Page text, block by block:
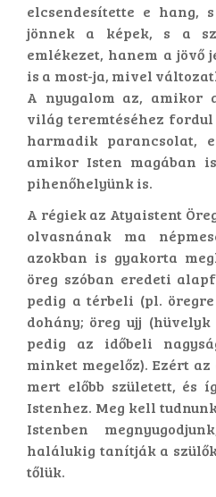
elcsendesítette e hang,
jönnek a képek, s a
emlékezet, hanem a jövő
is a most-ja, mivel
A nyugalom az, amikor
világ teremtéséhez
harmadik parancsolat,
amikor Isten magában
pihenőhelyünk is.
A régiek az Atyaistent
olvasnának ma
azokban is gyakorta
öreg szóban eredeti
pedig a térbeli (pl.
dohány; öreg ujj
pedig az időbeli
minket megelőz). Ezért
mert előbb született, és
Istenhez. Meg kell
Istenben
halálukig tanítják a
tőlük.